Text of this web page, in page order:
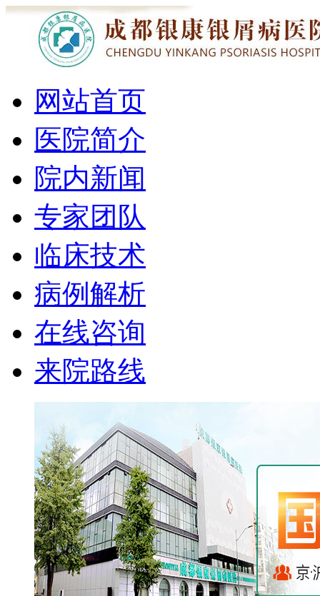
网站首页
医院简介
院内新闻
专家团队
临床技术
病例解析
在线咨询
来院路线